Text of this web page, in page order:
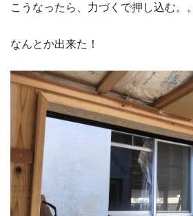
こうなったら、力づくで押し込む。。
なんとか出来た！